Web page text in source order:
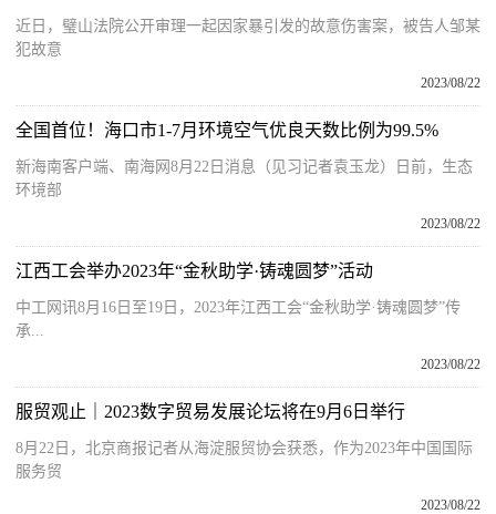
近日，璧山法院公开审理一起因家暴引发的故意伤害案，被告人邹某
犯故意
2023/08/22
全国首位！海口市1-7月环境空气优良天数比例为99.5%
新海南客户端、南海网8月22日消息（见习记者袁玉龙）日前，生态
环境部
2023/08/22
江西工会举办2023年“金秋助学·铸魂圆梦”活动
中工网讯8月16日至19日，2023年江西工会“金秋助学·铸魂圆梦”传
承...
2023/08/22
服贸观止｜2023数字贸易发展论坛将在9月6日举行
8月22日，北京商报记者从海淀服贸协会获悉，作为2023年中国国际
服务贸
2023/08/22